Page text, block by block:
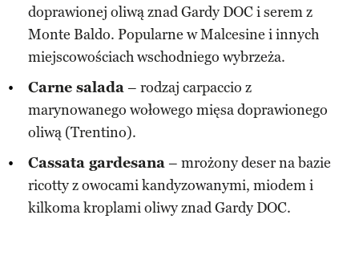
doprawionej oliwą znad Gardy DOC i serem z
Monte Baldo. Popularne w Malcesine i innych
miejscowościach wschodniego wybrzeża.
Carne salada– rodzaj carpaccio z
marynowanego wołowego mięsa doprawionego
oliwą (Trentino).
Cassata gardesana– mrożony deser na bazie
ricotty z owocami kandyzowanymi, miodem i
kilkoma kroplami oliwy znad Gardy DOC.